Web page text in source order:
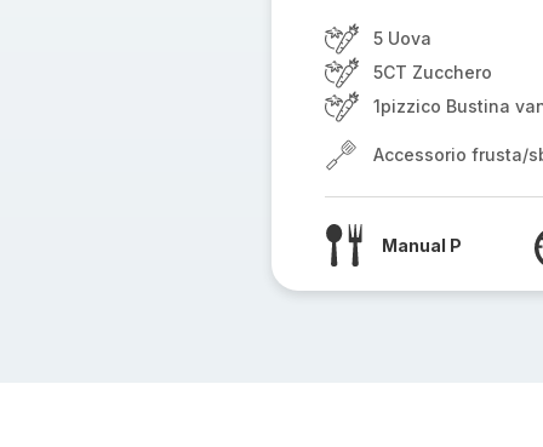
5 Uova
5CT Zucchero
1pizzico Bustina
Accessorio frusta/
Manual P